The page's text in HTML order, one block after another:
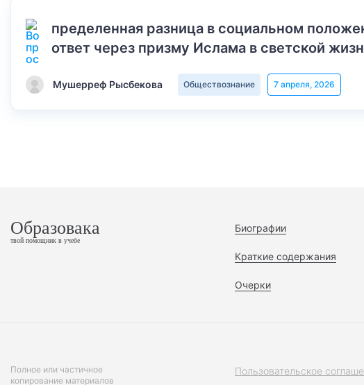
пределенная разница в социальном
ответ через призму Ислама в светской
Мушерреф Рысбекова Обществознание 7 апреля, 2026
Образовака
твой помощник в учебе
Биографии
Краткие содержания
Очерки
Полное или частичное
копирование материалов
Пользовательское